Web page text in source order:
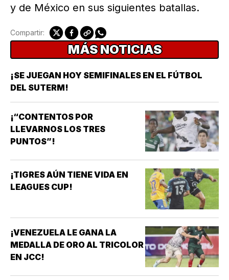
y de México en sus siguientes batallas.
Compartir:
MÁS NOTICIAS
¡SE JUEGAN HOY SEMIFINALES EN EL FÚTBOL
DEL SUTERM!
¡“CONTENTOS POR
LLEVARNOS LOS TRES
PUNTOS”!
¡TIGRES AÚN TIENE VIDA EN
LEAGUES CUP!
¡VENEZUELA LE GANA LA
MEDALLA DE ORO AL TRICOLOR
EN JCC!